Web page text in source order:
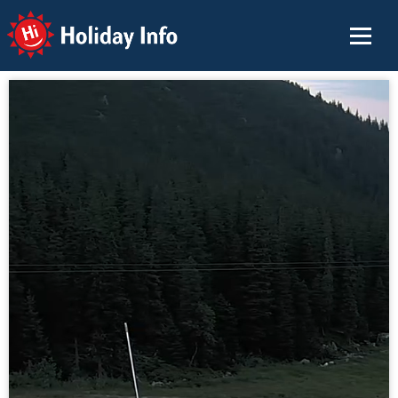
Holiday Info